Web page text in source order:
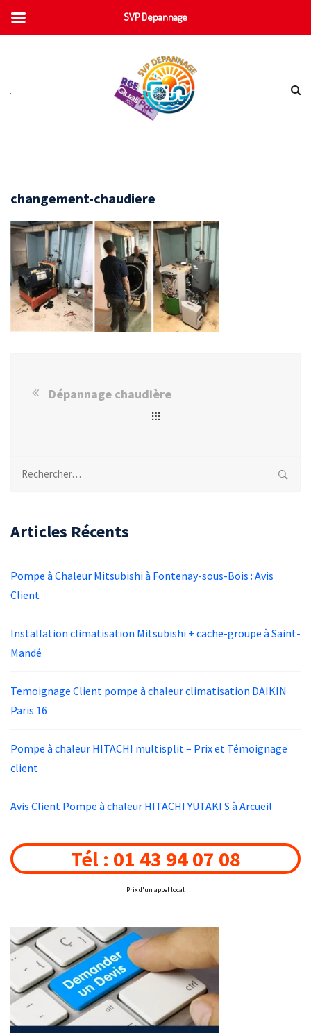
changement-chaudiere
Dépannage chaudière
Rechercher :
Articles Récents
Pompe à Chaleur Mitsubishi à Fontenay-sous-Bois : Avis
Client
Installation climatisation Mitsubishi + cache-groupe à Saint-
Mandé
Temoignage Client pompe à chaleur climatisation DAIKIN
Paris 16
Pompe à chaleur HITACHI multisplit – Prix et Témoignage
client
Avis Client Pompe à chaleur HITACHI YUTAKI S à Arcueil
Tél : 01 43 94 07 08
Prix d'un appel local
SVP Depannage